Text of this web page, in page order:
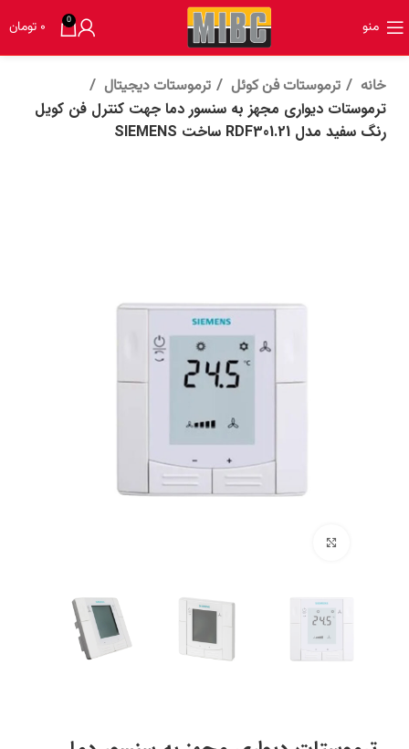
منو 0 ۰ تومان
خانه ترموستات فن کوئل
ترموستات دیجیتال
ترموستات دیواری مجهز به سنسور دما جهت کنترل فن کویل
رنگ سفید مدل 21.RDF301 ساخت SIEMENS